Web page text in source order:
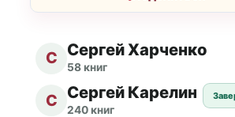
С Сергей Харченко
58 книг
С Сергей Карелин
240 книг